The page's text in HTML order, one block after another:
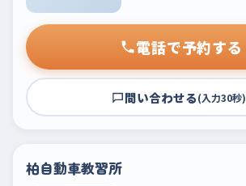
電話で予約する
問い合わせる(入力30秒)
柏自動車教習所